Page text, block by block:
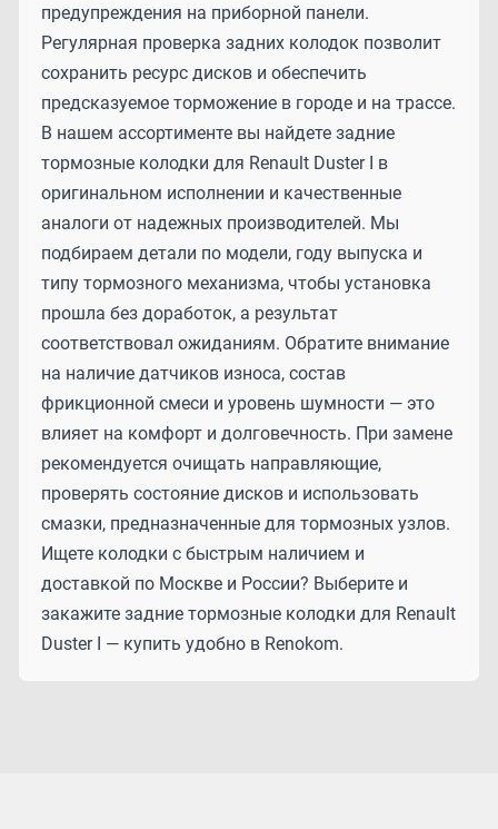
предупреждения на приборной панели.
Регулярная проверка задних колодок позволит
сохранить ресурс дисков и обеспечить
предсказуемое торможение в городе и на трассе.
В нашем ассортименте вы найдете задние
тормозные колодки для Renault Duster I в
оригинальном исполнении и качественные
аналоги от надежных производителей. Мы
подбираем детали по модели, году выпуска и
типу тормозного механизма, чтобы установка
прошла без доработок, а результат
соответствовал ожиданиям. Обратите внимание
на наличие датчиков износа, состав
фрикционной смеси и уровень шумности — это
влияет на комфорт и долговечность. При замене
рекомендуется очищать направляющие,
проверять состояние дисков и использовать
смазки, предназначенные для тормозных узлов.
Ищете колодки с быстрым наличием и
доставкой по Москве и России? Выберите и
закажите задние тормозные колодки для Renault
Duster I — купить удобно в Renokom.